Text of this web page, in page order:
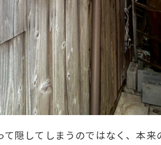
て隠してしまうのではなく、本来